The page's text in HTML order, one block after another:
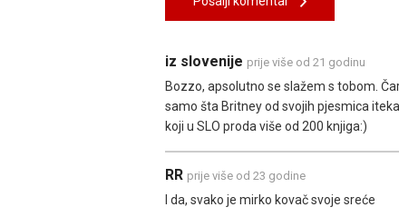
iz slovenije prije više od 21 godinu
Bozzo, apsolutno se slažem s tobom.
samo šta Britney od svojih pjesmica
koji u SLO proda više od 200 knjiga:)
RR prije više od 23 godine
I da, svako je mirko kovač svoje sreće